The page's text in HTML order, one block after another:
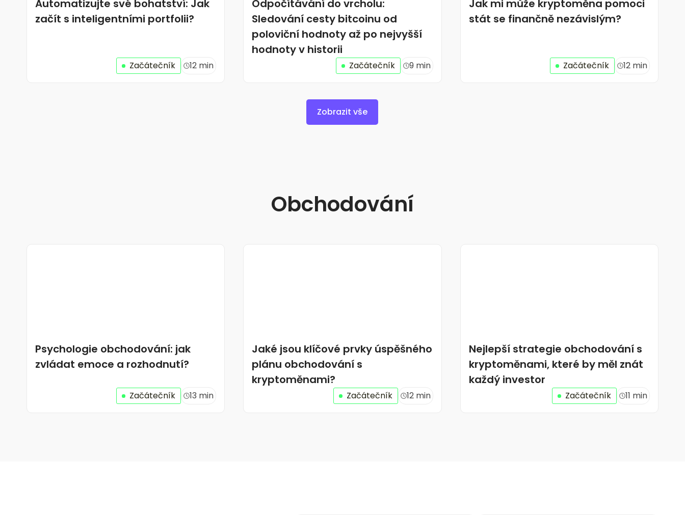
Automatizujte své bohatství: Jak
začít s inteligentními portfolii?
Začátečník 12 min
Odpočítávání do vrcholu:
Sledování cesty bitcoinu od
poloviční hodnoty až po nejvyšší
hodnoty v historii
Začátečník 9 min
Jak mi může kryptoměna pomoci
stát se finančně nezávislým?
Začátečník 12 min
Zobrazit vše
Obchodování
Psychologie obchodování: jak
zvládat emoce a rozhodnutí?
Začátečník 13 min
Jaké jsou klíčové prvky úspěšného
plánu obchodování s
kryptoměnami?
Začátečník 12 min
Nejlepší strategie obchodování s
kryptoměnami, které by měl znát
každý investor
Začátečník 11 min